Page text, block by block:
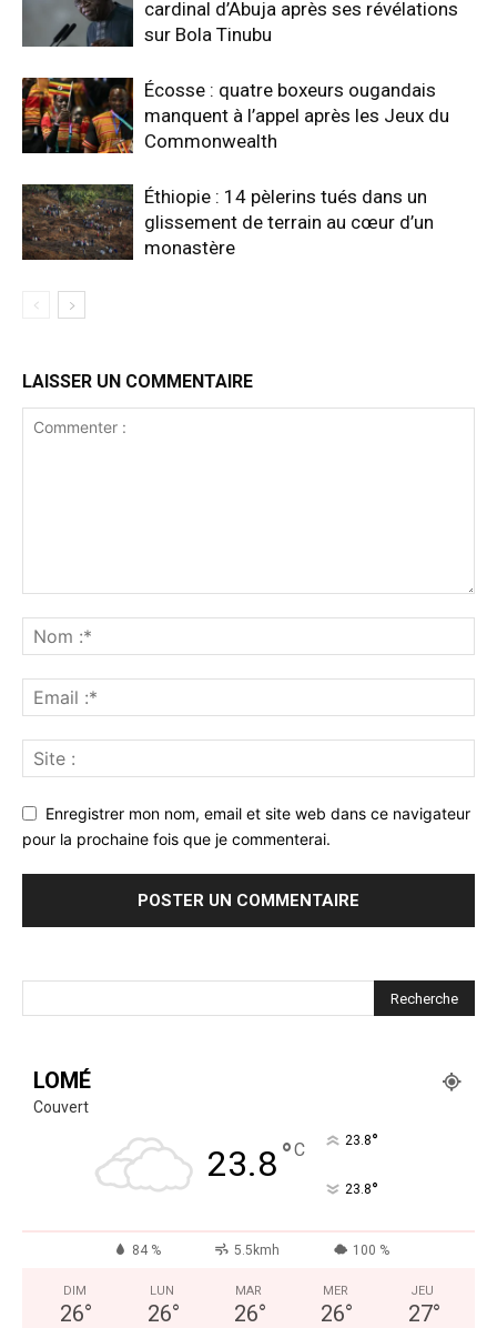
cardinal d’Abuja après ses révélations
sur Bola Tinubu
Écosse : quatre boxeurs ougandais
manquent à l’appel après les Jeux du
Commonwealth
Éthiopie : 14 pèlerins tués dans un
glissement de terrain au cœur d’un
monastère
LAISSER UN COMMENTAIRE
Enregistrer mon nom, email et site web dans ce navigateur
pour la prochaine fois que je commenterai.
LOMÉ
Couvert
23.8°C 23.8°
23.8°
84 % 5.5kmh 100 %
DIM
26°
LUN
26°
MAR
26°
MER
26°
JEU
27°